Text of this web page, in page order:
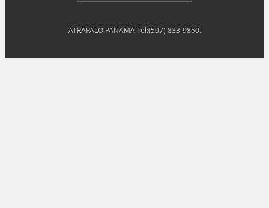
ATRAPALO PANAMA Tel:(507) 833-9850.